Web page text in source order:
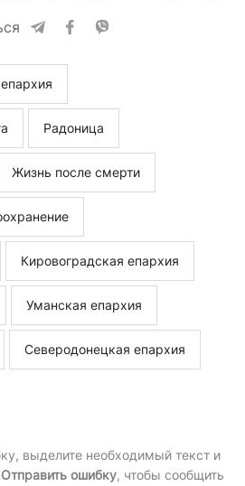
Радоница
Жизнь после смерти
Кировоградская епархия
Уманская епархия
Северодонецкая епархия
выделите необходимый текст и
Отправить ошибку, чтобы сообщить